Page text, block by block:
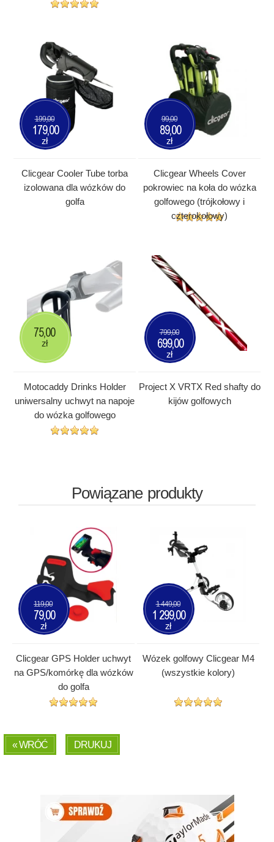
Clicgear Cooler Tube torba
izolowana dla wózków do
golfa
199,00
179,00
zł
Clicgear Wheels Cover
pokrowiec na koła do wózka
golfowego (trójkołowy i
czterokołowy)
99,00
89,00
zł
Motocaddy Drinks Holder
uniwersalny uchwyt na napoje
do wózka golfowego
75,00
zł
Project X VRTX Red shafty do
kijów golfowych
799,00
699,00
zł
Powiązane produkty
Clicgear GPS Holder uchwyt
na GPS/komórkę dla wózków
do golfa
119,00
79,00
zł
Wózek golfowy Clicgear M4
(wszystkie kolory)
1 449,00
1 299,00
zł
« WRÓĆ DRUKUJ